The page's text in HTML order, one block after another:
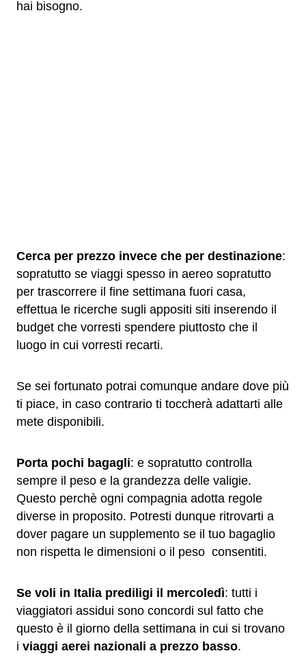
hai bisogno.
Cerca per prezzo invece che per destinazione:
sopratutto se viaggi spesso in aereo sopratutto
per trascorrere il fine settimana fuori casa,
effettua le ricerche sugli appositi siti inserendo il
budget che vorresti spendere piuttosto che il
luogo in cui vorresti recarti.
Se sei fortunato potrai comunque andare dove più
ti piace, in caso contrario ti toccherà adattarti alle
mete disponibili.
Porta pochi bagagli: e sopratutto controlla
sempre il peso e la grandezza delle valigie.
Questo perchè ogni compagnia adotta regole
diverse in proposito. Potresti dunque ritrovarti a
dover pagare un supplemento se il tuo bagaglio
non rispetta le dimensioni o il peso consentiti.
Se voli in Italia prediligi il mercoledì: tutti i
viaggiatori assidui sono concordi sul fatto che
questo è il giorno della settimana in cui si trovano
i viaggi aerei nazionali a prezzo basso.